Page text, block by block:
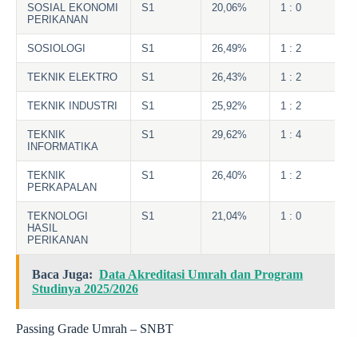
SOSIAL EKONOMI
PERIKANAN
S1 20,06% 1 : 0
SOSIOLOGI S1 26,49% 1 : 2
TEKNIK ELEKTRO S1 26,43% 1 : 2
TEKNIK INDUSTRI S1 25,92% 1 : 2
TEKNIK
INFORMATIKA
S1 29,62% 1 : 4
TEKNIK
PERKAPALAN
S1 26,40% 1 : 2
TEKNOLOGI
HASIL
PERIKANAN
S1 21,04% 1 : 0
Baca Juga: Data Akreditasi Umrah dan Program
Studinya 2025/2026
Passing Grade Umrah – SNBT